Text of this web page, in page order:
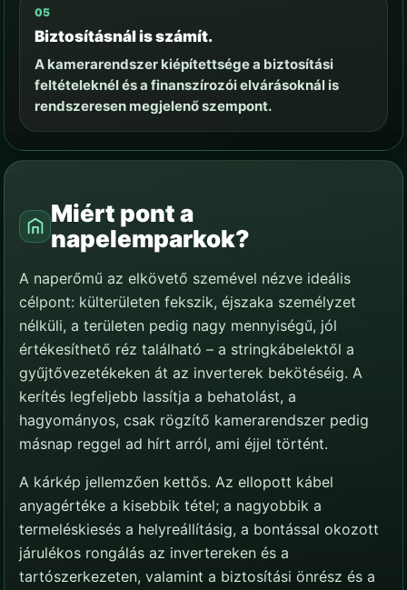
05
Biztosításnál is számít.
A kamerarendszer kiépítettsége a biztosítási
feltételeknél és a finanszírozói elvárásoknál is
rendszeresen megjelenő szempont.
Miért pont a
napelemparkok?
A naperőmű az elkövető szemével nézve ideális
célpont: külterületen fekszik, éjszaka személyzet
nélküli, a területen pedig nagy mennyiségű, jól
értékesíthető réz található – a stringkábelektől a
gyűjtővezetékeken át az inverterek bekötéséig. A
kerítés legfeljebb lassítja a behatolást, a
hagyományos, csak rögzítő kamerarendszer pedig
másnap reggel ad hírt arról, ami éjjel történt.
A kárkép jellemzően kettős. Az ellopott kábel
anyagértéke a kisebbik tétel; a nagyobbik a
termeléskiesés a helyreállításig, a bontással okozott
járulékos rongálás az invertereken és a
tartószerkezeten, valamint a biztosítási önrész és a